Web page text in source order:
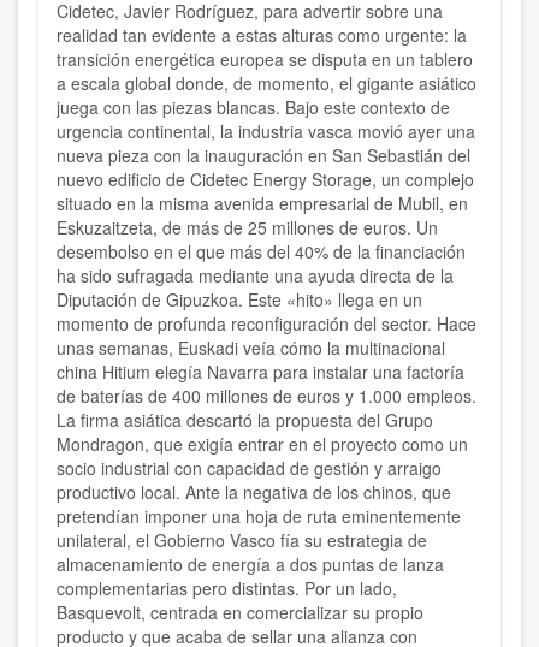
Cidetec, Javier Rodríguez, para advertir sobre una
realidad tan evidente a estas alturas como urgente: la
transición energética europea se disputa en un tablero
a escala global donde, de momento, el gigante asiático
juega con las piezas blancas. Bajo este contexto de
urgencia continental, la industria vasca movió ayer una
nueva pieza con la inauguración en San Sebastián del
nuevo edificio de Cidetec Energy Storage, un complejo
situado en la misma avenida empresarial de Mubil, en
Eskuzaitzeta, de más de 25 millones de euros. Un
desembolso en el que más del 40% de la financiación
ha sido sufragada mediante una ayuda directa de la
Diputación de Gipuzkoa. Este «hito» llega en un
momento de profunda reconfiguración del sector. Hace
unas semanas, Euskadi veía cómo la multinacional
china Hitium elegía Navarra para instalar una factoría
de baterías de 400 millones de euros y 1.000 empleos.
La firma asiática descartó la propuesta del Grupo
Mondragon, que exigía entrar en el proyecto como un
socio industrial con capacidad de gestión y arraigo
productivo local. Ante la negativa de los chinos, que
pretendían imponer una hoja de ruta eminentemente
unilateral, el Gobierno Vasco fía su estrategia de
almacenamiento de energía a dos puntas de lanza
complementarias pero distintas. Por un lado,
Basquevolt, centrada en comercializar su propio
producto y que acaba de sellar una alianza con